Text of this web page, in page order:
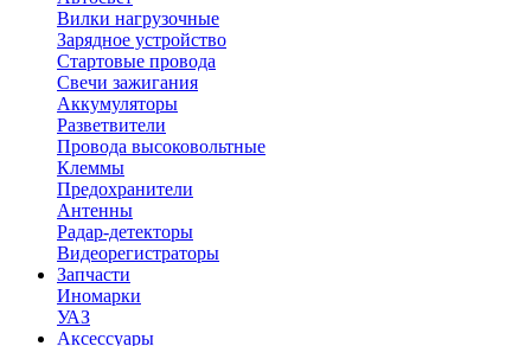
Вилки нагрузочные
Зарядное устройство
Стартовые провода
Свечи зажигания
Аккумуляторы
Разветвители
Провода высоковольтные
Клеммы
Предохранители
Антенны
Радар-детекторы
Видеорегистраторы
Запчасти
Иномарки
УАЗ
Аксесcуары